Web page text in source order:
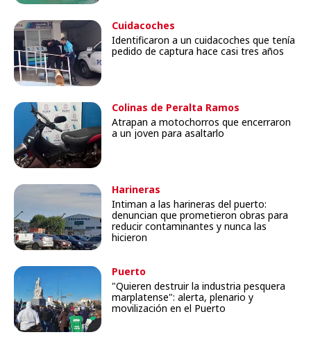
Cuidacoches
Identificaron a un cuidacoches que tenía
pedido de captura hace casi tres años
Colinas de Peralta Ramos
Atrapan a motochorros que encerraron
a un joven para asaltarlo
Harineras
Intiman a las harineras del puerto:
denuncian que prometieron obras para
reducir contaminantes y nunca las
hicieron
Puerto
"Quieren destruir la industria pesquera
marplatense": alerta, plenario y
movilización en el Puerto